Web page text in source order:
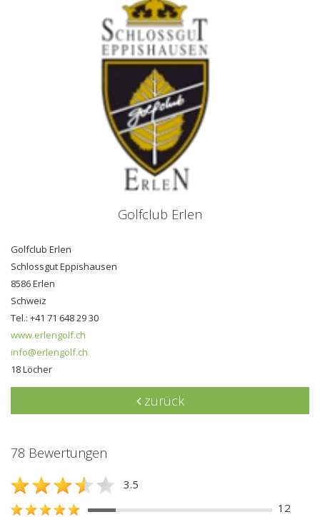
Golfclub Erlen
Golfclub Erlen
Schlossgut Eppishausen
8586 Erlen
Schweiz
Tel.: +41 71 648 29 30
www.erlengolf.ch
info@erlengolf.ch
18 Löcher
zurück
78 Bewertungen
3.5
12